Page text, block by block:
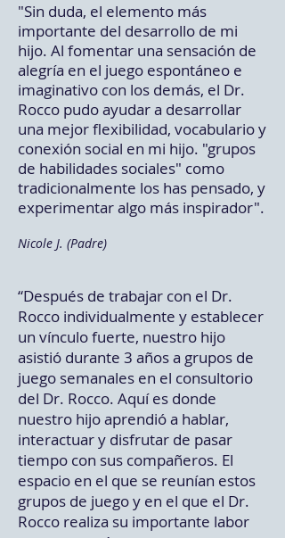
"Sin duda, el elemento más
importante del desarrollo de mi
hijo. Al fomentar una sensación de
alegría en el juego espontáneo e
imaginativo con los demás, el Dr.
Rocco pudo ayudar a desarrollar
una mejor flexibilidad, vocabulario y
conexión social en mi hijo. "grupos
de habilidades sociales" como
tradicionalmente los has pensado, y
experimentar algo más inspirador".
Nicole J. (Padre)
“Después de trabajar con el Dr.
Rocco individualmente y establecer
un vínculo fuerte, nuestro hijo
asistió durante 3 años a grupos de
juego semanales en el consultorio
del Dr. Rocco. Aquí es donde
nuestro hijo aprendió a hablar,
interactuar y disfrutar de pasar
tiempo con sus compañeros. El
espacio en el que se reunían estos
grupos de juego y en el que el Dr.
Rocco realiza su importante labor